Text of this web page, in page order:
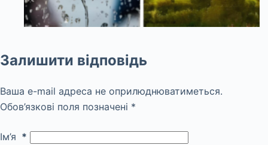
Залишити відповідь
Ваша e-mail адреса не оприлюднюватиметься.
Обов’язкові поля позначені *
Ім’я *